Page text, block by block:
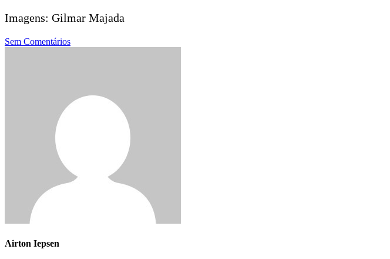
Imagens: Gilmar Majada
Sem Comentários
Airton Iepsen